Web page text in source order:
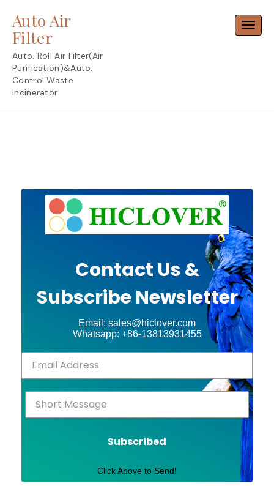
content
Auto Air
Filter
Auto. Roll Air Filter(Air
Purification)&Auto.
Control Waste
Incinerator
Contact Us &
Subscribe Newsletter
Email: sales@hiclover.com
Whatsapp: +86-13813931455
Subscribed
Click Above to Send!